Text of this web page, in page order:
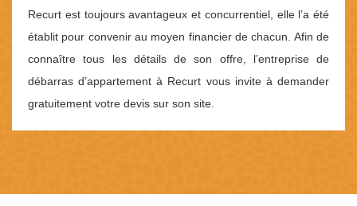
Recurt est toujours avantageux et concurrentiel, elle l’a été
établit pour convenir au moyen financier de chacun. Afin de
connaître tous les détails de son offre, l’entreprise de
débarras d’appartement à Recurt vous invite à demander
gratuitement votre devis sur son site.